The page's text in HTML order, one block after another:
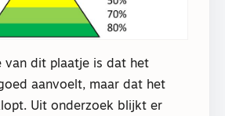
van dit plaatje is dat het
aanvoelt, maar dat het
Uit onderzoek blijkt er